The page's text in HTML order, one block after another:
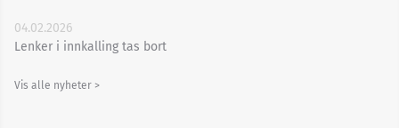
04.02.2026
Lenker i innkalling tas bort
Vis alle nyheter >